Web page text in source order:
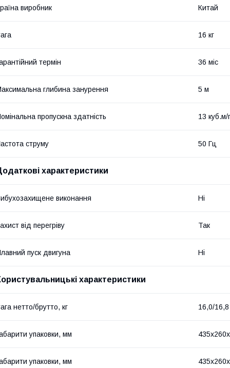
виробник Китай
16 кг
термін 36 міс
глибина занурення 5 м
пропускна здатність 13 куб.м/
струму 50 Гц
характеристики
виконання Ні
від перегріву Так
пуск двигуна Ні
характеристики
нетто/брутто, кг 16,0/16,8
упаковки, мм
упаковки, мм